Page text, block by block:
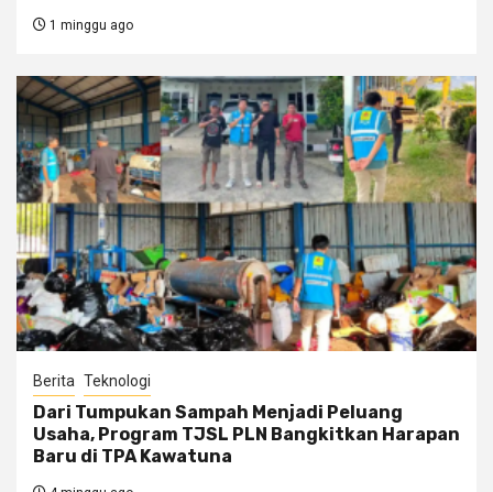
1 minggu ago
Berita Teknologi
Dari Tumpukan Sampah Menjadi Peluang
Usaha, Program TJSL PLN Bangkitkan Harapan
Baru di TPA Kawatuna